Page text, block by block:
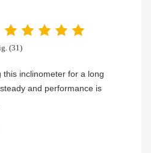
(31)
this inclinometer for a long
and performance is